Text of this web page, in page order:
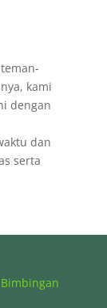
kami
dengan
dan
serta
Bimbingan